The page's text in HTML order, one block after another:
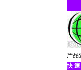
产品
快